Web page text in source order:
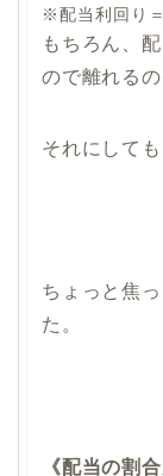
※配当利回り
もちろん、
ので離れるの
それにして
ちょっと焦
た。
《配当の割